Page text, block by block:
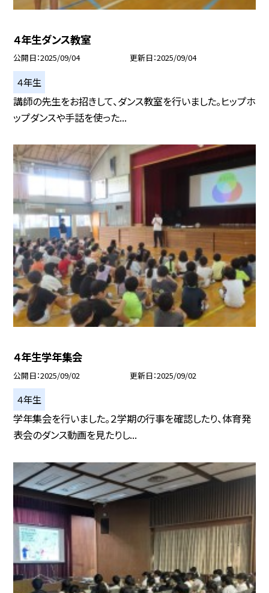
４年生ダンス教室
公開日 2025/09/04 更新日 2025/09/04
４年生
講師の先生をお招きして、ダンス教室を行いました。ヒップホ
ップダンスや手話を使った...
４年生学年集会
公開日 2025/09/02 更新日 2025/09/02
４年生
学年集会を行いました。２学期の行事を確認したり、体育発
表会のダンス動画を見たりし...